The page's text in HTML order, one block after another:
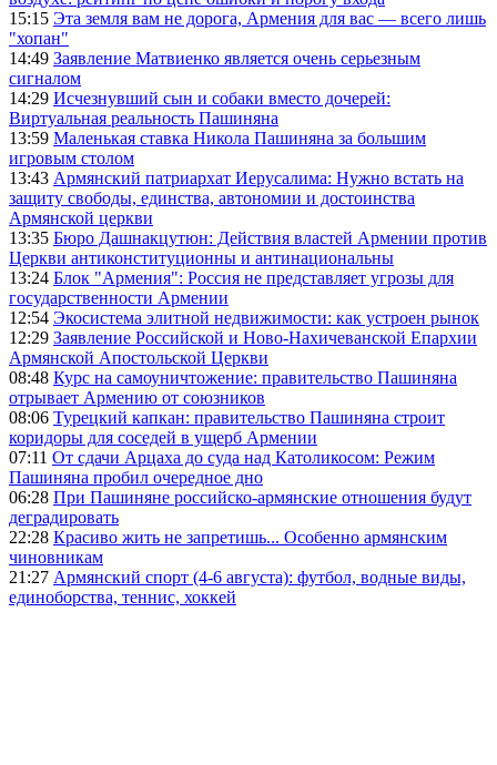
15:15 Эта земля вам не дорога, Армения для вас — всего лишь
"хопан"
14:49 Заявление Матвиенко является очень серьезным
сигналом
14:29 Исчезнувший сын и собаки вместо дочерей:
Виртуальная реальность Пашиняна
13:59 Маленькая ставка Никола Пашиняна за большим
игровым столом
13:43 Армянский патриархат Иерусалима: Нужно встать на
защиту свободы, единства, автономии и достоинства
Армянской церкви
13:35 Бюро Дашнакцутюн: Действия властей Армении против
Церкви антиконституционны и антинациональны
13:24 Блок "Армения": Россия не представляет угрозы для
государственности Армении
12:54 Экосистема элитной недвижимости: как устроен рынок
12:29 Заявление Российской и Ново-Нахичеванской Епархии
Армянской Апостольской Церкви
08:48 Курс на самоуничтожение: правительство Пашиняна
отрывает Армению от союзников
08:06 Турецкий капкан: правительство Пашиняна строит
коридоры для соседей в ущерб Армении
07:11 От сдачи Арцаха до суда над Католикосом: Режим
Пашиняна пробил очередное дно
06:28 При Пашиняне российско-армянские отношения будут
деградировать
22:28 Красиво жить не запретишь... Особенно армянским
чиновникам
21:27 Армянский спорт (4-6 августа): футбол, водные виды,
единоборства, теннис, хоккей